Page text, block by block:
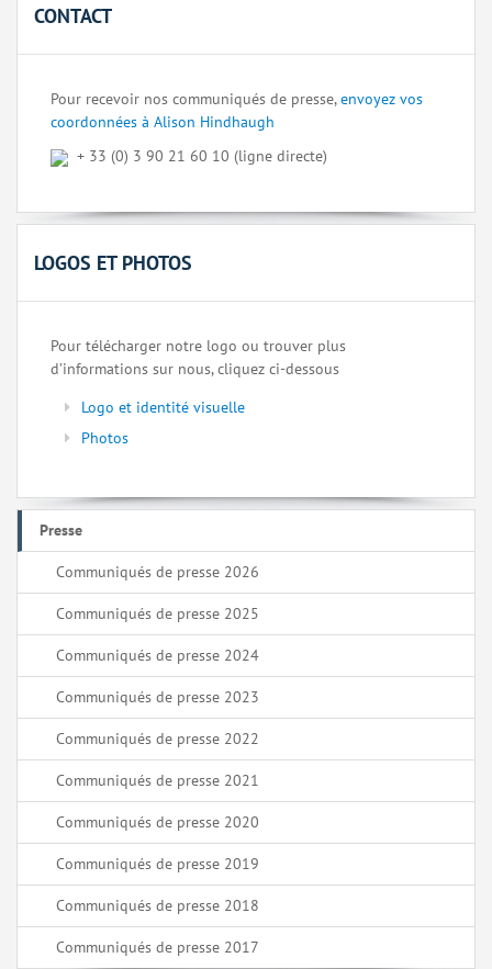
CONTACT
Pour recevoir nos communiqués de presse,envoyez vos
coordonnées à Alison Hindhaugh
+ 33 (0) 3 90 21 60 10 (ligne directe)
LOGOS ET PHOTOS
Pour télécharger notre logo ou trouver plus
d’informations sur nous, cliquez ci-dessous
Logo et identité visuelle
Photos
Presse
Communiqués de presse 2026
Communiqués de presse 2025
Communiqués de presse 2024
Communiqués de presse 2023
Communiqués de presse 2022
Communiqués de presse 2021
Communiqués de presse 2020
Communiqués de presse 2019
Communiqués de presse 2018
Communiqués de presse 2017